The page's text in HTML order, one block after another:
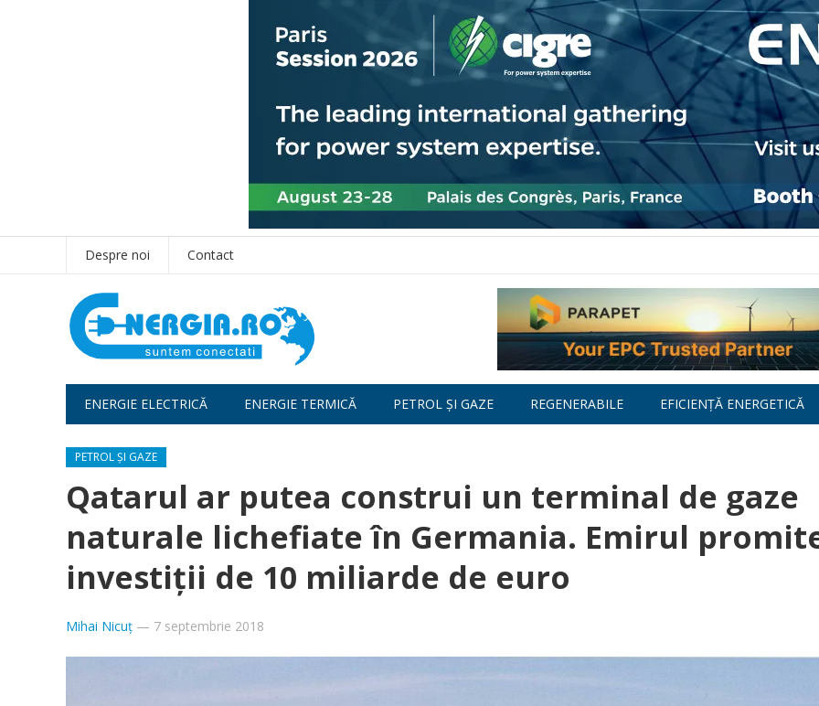
Despre noi Contact
ENERGIE ELECTRICĂ ENERGIE TERMICĂ PETROL ȘI GAZE REGENERABILE EFICIENȚĂ ENERGETICĂ
PETROL ȘI GAZE
Qatarul ar putea construi un terminal de gaze
naturale lichefiate în Germania. Emirul
investiţii de 10 miliarde de euro
Mihai Nicuț — 7 septembrie 2018